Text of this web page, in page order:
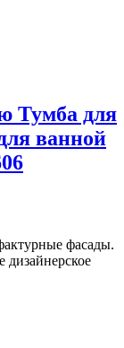
Тумба для
ванной
фасады.
дизайнерское